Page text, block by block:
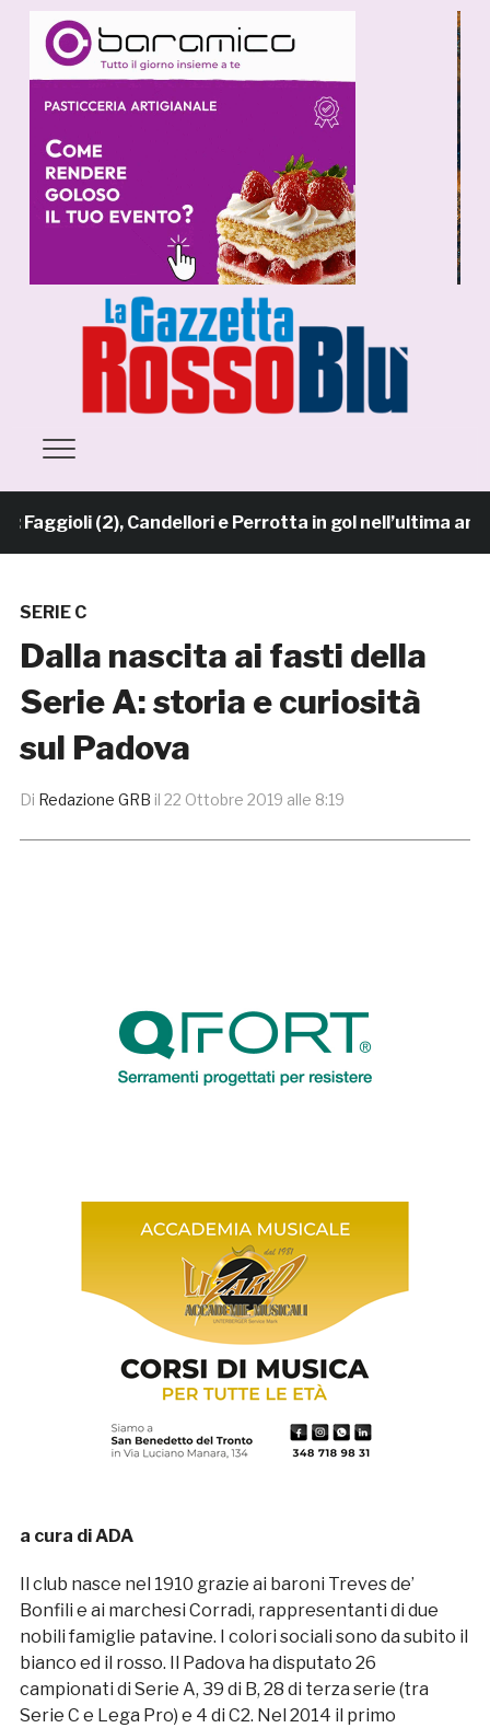
(2), Candellori e Perrotta in gol nell’ultima
SERIE C
Dalla nascita ai fasti della
Serie A: storia e curiosità
sul Padova
Di Redazione GRB il 22 Ottobre 2019 alle 8:19
a cura di ADA
Il club nasce nel 1910 grazie ai baroni Treves de’
Bonfili e ai marchesi Corradi, rappresentanti di due
nobili famiglie patavine. I colori sociali sono da subito il
bianco ed il rosso. Il Padova ha disputato 26
campionati di Serie A, 39 di B, 28 di terza serie (tra
Serie C e Lega Pro) e 4 di C2. Nel 2014 il primo